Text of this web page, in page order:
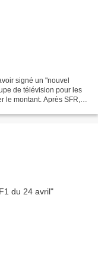
signé un "nouvel
de télévision pour les
le montant. Après SFR,